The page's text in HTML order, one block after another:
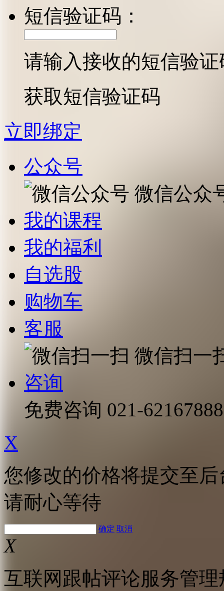
短信验证码：
请输入接收的短信验证
获取短信验证码
立即绑定
公众号
微信公众
我的课程
我的福利
自选股
购物车
客服
微信扫一
咨询
免费咨询 021-62167888
X
您修改的价格将提交至
请耐心等待
确定 取消
X
互联网跟帖评论服务管理